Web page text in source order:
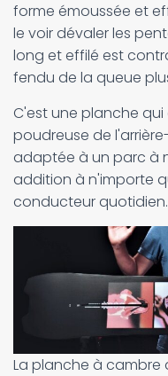
forme émoussée et
le voir dévaler les
long et effilé est
fendu de la queue
C'est une planche
poudreuse de
adaptée à un parc à
addition à n'importe
conducteur quotidien.
La planche à cambre